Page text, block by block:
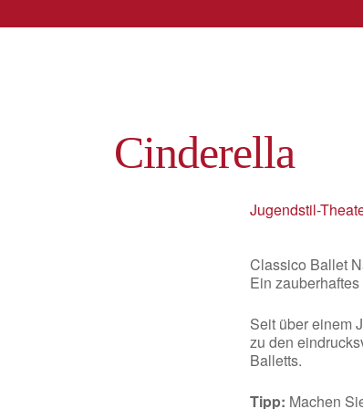
Cinderella
Jugendstil-
Classico Ballet
Ein
Seit über einem
zu den
Balletts.
Tipp: Machen